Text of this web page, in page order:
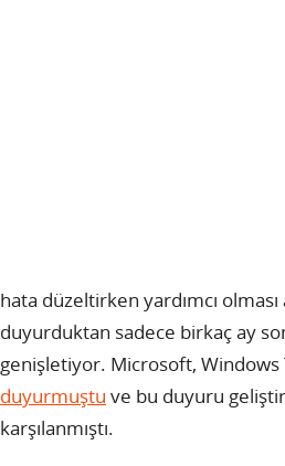
hata düzeltirken yardımcı
duyurduktan sadece birkaç ay
genişletiyor. Microsoft, Windows
duyurmuştu ve bu duyuru
karşılanmıştı.